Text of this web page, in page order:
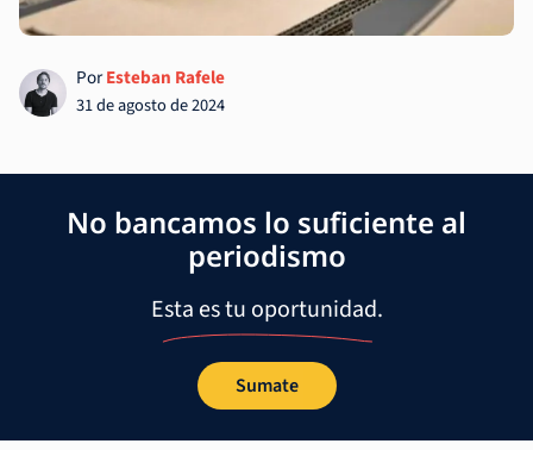
PorEsteban Rafele
31 de agosto de 2024
No bancamos lo suficiente al
periodismo
Esta es tu oportunidad.
Sumate